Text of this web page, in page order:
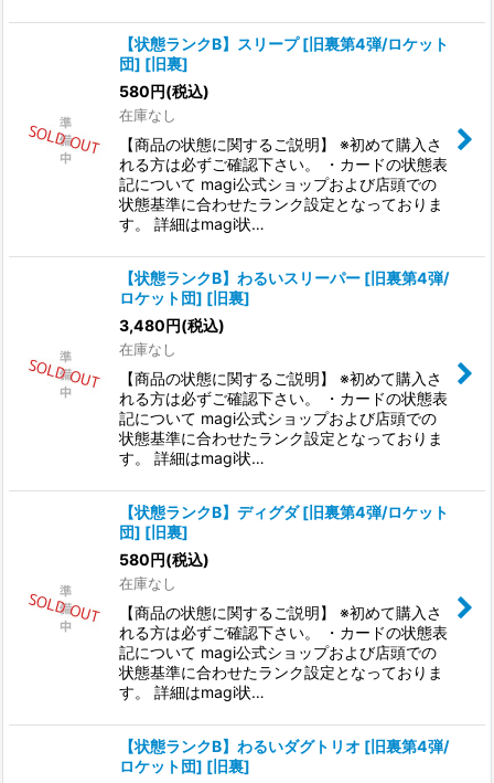
【状態ランクB】スリープ [旧裏第4弾/ロケット
団] [旧裏]
580円(税込)
在庫なし
【商品の状態に関するご説明】 ※初めて購入さ
れる方は必ずご確認下さい。 ・カードの状態表
記について magi公式ショップおよび店頭での
状態基準に合わせたランク設定となっておりま
す。 詳細はmagi状…
【状態ランクB】わるいスリーパー [旧裏第4弾/
ロケット団] [旧裏]
3,480円(税込)
在庫なし
【商品の状態に関するご説明】 ※初めて購入さ
れる方は必ずご確認下さい。 ・カードの状態表
記について magi公式ショップおよび店頭での
状態基準に合わせたランク設定となっておりま
す。 詳細はmagi状…
【状態ランクB】ディグダ [旧裏第4弾/ロケット
団] [旧裏]
580円(税込)
在庫なし
【商品の状態に関するご説明】 ※初めて購入さ
れる方は必ずご確認下さい。 ・カードの状態表
記について magi公式ショップおよび店頭での
状態基準に合わせたランク設定となっておりま
す。 詳細はmagi状…
【状態ランクB】わるいダグトリオ [旧裏第4弾/
ロケット団] [旧裏]